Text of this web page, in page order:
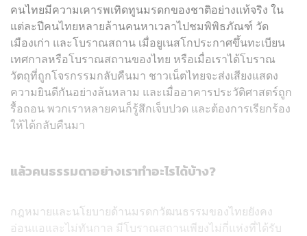
คนไทยมีความเคารพเทิดทูนมรดกของชาติอย่างแท้จริง ใน
แต่ละปีคนไทยหลายล้านคนหาเวลาไปชมพิพิธภัณฑ์ วัด
เมืองเก่า และโบราณสถาน เมื่อยูเนสโกประกาศขึ้นทะเบียน
เทศกาลหรือโบราณสถานของไทย หรือเมื่อเราได้โบราณ
วัตถุที่ถูกโจรกรรมกลับคืนมา ชาวเน็ตไทยจะส่งเสียงแสดง
ความยินดีกันอย่างล้นหลาม และเมื่ออาคารประวัติศาสตร์ถูก
รื้อถอน พวกเราหลายคนก็รู้สึกเจ็บปวด และต้องการเรียกร้อง
ให้ได้กลับคืนมา
แล้วคนธรรมดาอย่างเราทำอะไรได้บ้าง?
กฎหมายและนโยบายด้านมรดกวัฒนธรรมของไทยยังคง
อ่อนแอและไม่ทันกาล มีโบราณสถานเพียงไม่กี่แห่งที่ได้รับ